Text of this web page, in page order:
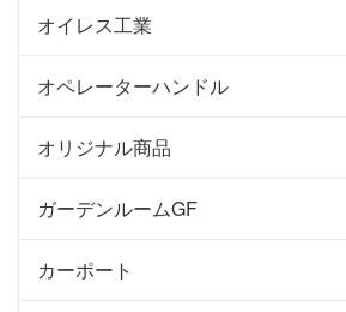
オイレス工業
オペレーターハンドル
オリジナル商品
ガーデンルームGF
カーポート